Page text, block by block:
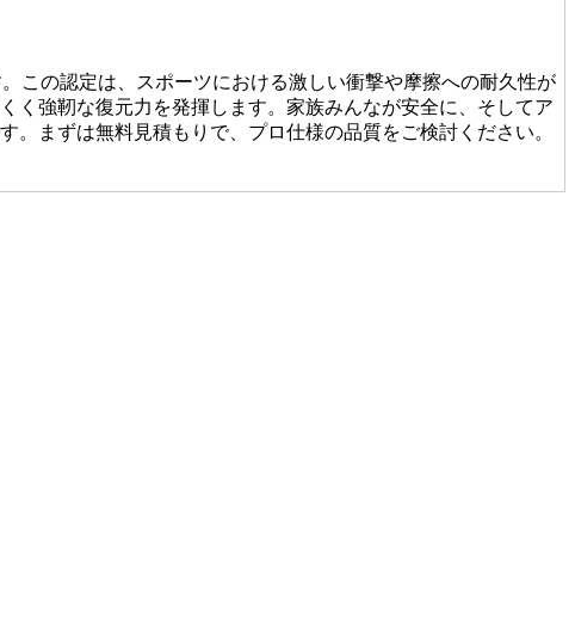
この認定は、スポーツにおける激しい衝撃や摩擦への耐久性が
く強靭な復元力を発揮します。家族みんなが安全に、そしてア
まずは無料見積もりで、プロ仕様の品質をご検討ください。
人魂が宿る仕上がりをご提案します。後悔しないお庭づくり
で数年でボロボロになってしまうこともあります。その点、
ナンス費用まで見据えた賢いお庭づくりを、専門家の視点か
ワンランク上の製品を予算内で提供することが可能です。関